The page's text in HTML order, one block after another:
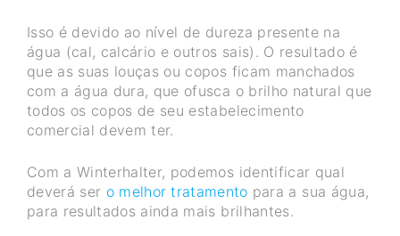
Isso é devido ao nível de dureza presente na
água (cal, calcário e outros sais). O resultado é
que as suas louças ou copos ficam manchados
com a água dura, que ofusca o brilho natural que
todos os copos de seu estabelecimento
comercial devem ter.
Com a Winterhalter, podemos identificar qual
deverá ser o melhor tratamento para a sua água,
para resultados ainda mais brilhantes.